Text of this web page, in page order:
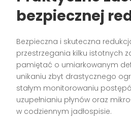
bezpiecznej
Bezpieczna i skuteczna
przestrzegania kilku istotnych
pamiętać o umiarkowanym
unikaniu zbyt drastycznego
stałym monitorowaniu
uzupełnianiu płynów oraz
w codziennym jadłospisie.